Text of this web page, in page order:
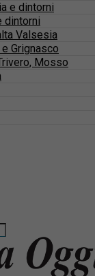
e dintorni
dintorni
Valsesia
Grignasco
Mosso